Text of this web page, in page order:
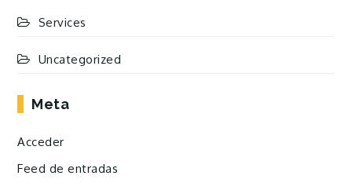
Services
Uncategorized
Meta
Acceder
Feed de entradas